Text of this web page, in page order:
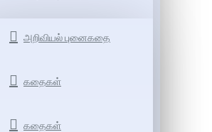
அறிவியல் புனைகதை
கதைகள்
கதைகள்